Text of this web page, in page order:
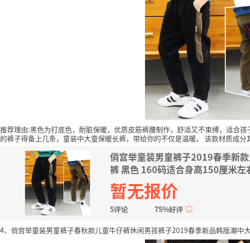
推荐理由:黑色为打底色，耐脏保暖，优质皮筋裤腰制作，舒适又不束缚，适合
的裤子得备上几条，童装中大童保暖长裤，带给你的不仅是温暖。 该款材质成分
俏宫举童装男童裤子2019春季新
裤 黑色 160码适合身高150厘米左
暂无报价
5评论 75%好评
4、俏宫举童装男童裤子春秋款儿童牛仔裤休闲男孩裤子2019春季新品韩版潮中